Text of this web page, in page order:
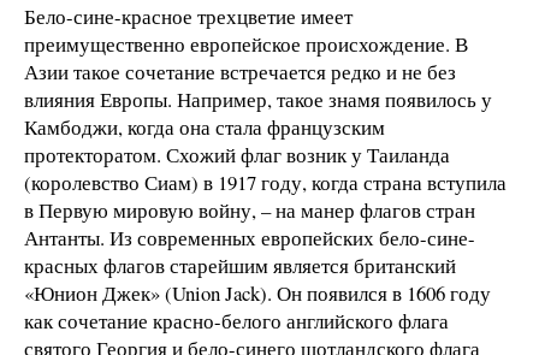
Бело-сине-красное трехцветие имеет
преимущественно европейское происхождение. В
Азии такое сочетание встречается редко и не без
влияния Европы. Например, такое знамя появилось у
Камбоджи, когда она стала французским
протекторатом. Схожий флаг возник у Таиланда
(королевство Сиам) в 1917 году, когда страна вступила
в Первую мировую войну, – на манер флагов стран
Антанты. Из современных европейских бело-сине-
красных флагов старейшим является британский
«Юнион Джек» (Union Jack). Он появился в 1606 году
как сочетание красно-белого английского флага
святого Георгия и бело-синего шотландского флага